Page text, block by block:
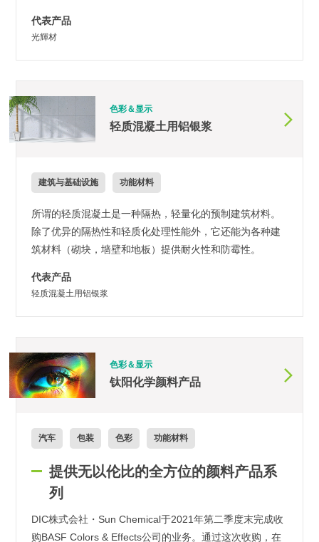
代表产品
光輝材
色彩＆显示
轻质混凝土用铝银浆
建筑与基础设施 功能材料
所谓的轻质混凝土是一种隔热，轻量化的预制建筑材料。
除了优异的隔热性和轻质化处理性能外，它还能为各种建
筑材料（砌块，墙壁和地板）提供耐火性和防霉性。
代表产品
轻质混凝土用铝银浆
色彩＆显示
钛阳化学颜料产品
汽车 包装 色彩 功能材料
提供无以伦比的全方位的颜料产品系
列
DIC株式会社・Sun Chemical于2021年第二季度末完成收
购BASF Colors & Effects公司的业务。通过这次收购，在